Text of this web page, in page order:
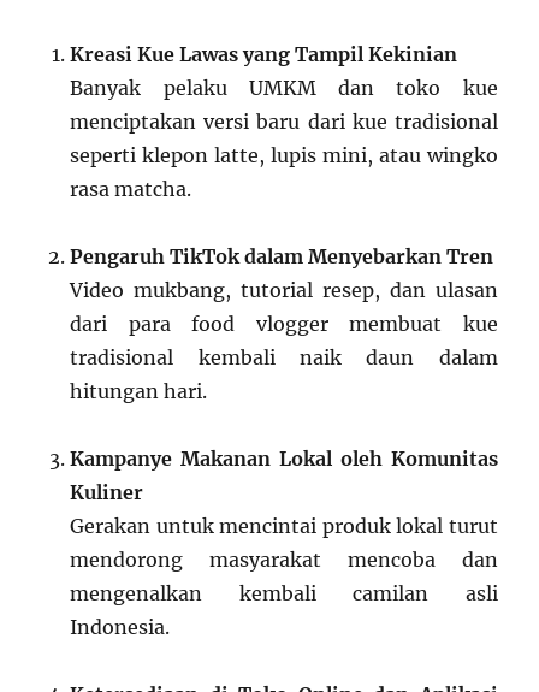
Kreasi Kue Lawas yang Tampil Kekinian
Banyak pelaku UMKM dan toko kue
menciptakan versi baru dari kue tradisional
seperti klepon latte, lupis mini, atau wingko
rasa matcha.
Pengaruh TikTok dalam Menyebarkan Tren
Video mukbang, tutorial resep, dan ulasan
dari para food vlogger membuat kue
tradisional kembali naik daun dalam
hitungan hari.
Kampanye Makanan Lokal oleh Komunitas
Kuliner
Gerakan untuk mencintai produk lokal turut
mendorong masyarakat mencoba dan
mengenalkan kembali camilan asli
Indonesia.